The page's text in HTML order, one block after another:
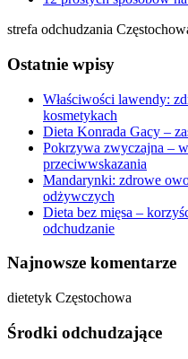
strefa odchudzania
Ostatnie wpisy
Właściwości lawendy:
kosmetykach
Dieta Konrada Gacy –
Pokrzywa zwyczajna –
przeciwwskazania
Mandarynki: zdrowe
odżywczych
Dieta bez mięsa –
odchudzanie
Najnowsze komentarze
dietetyk Częstochowa
Środki odchudzające